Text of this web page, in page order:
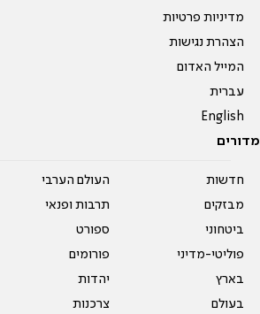
מדיניות פרטיות
הצהרת נגישות
המייל האדום
עברית
English
מדורים
חדשות
מבזקים
ביטחוני
פוליטי-מדיני
בארץ
בעולם
העולם הערבי
תרבות ופנאי
ספורט
פורומים
יהדות
צרכנות